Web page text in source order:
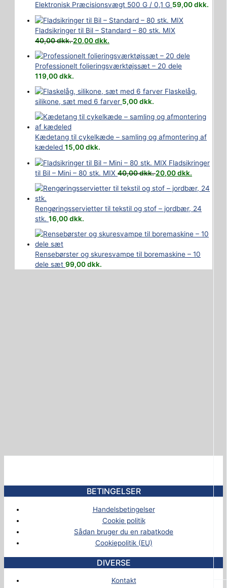
Elektronisk Præcisionsvægt 500 G / 0,1 G 59,00dkk.
Fladsikringer til Bil – Standard – 80 stk. MIX
40,00dkk.20,00dkk.
Professionelt folieringsværktøjssæt – 20 dele
119,00dkk.
Flaskelåg,
silikone, sæt med 6 farver 5,00dkk.
Kædetang til cykelkæde – samling og afmontering af
kædeled 15,00dkk.
Fladsikringer
til Bil – Mini – 80 stk. MIX 40,00dkk.20,00dkk.
Rengøringsservietter til tekstil og stof – jordbær, 24
stk. 16,00dkk.
Rensebørster og skuresvampe til boremaskine – 10
dele sæt 99,00dkk.
BETINGELSER
Handelsbetingelser
Cookie politik
Sådan bruger du en rabatkode
Cookiepolitik (EU)
DIVERSE
Kontakt